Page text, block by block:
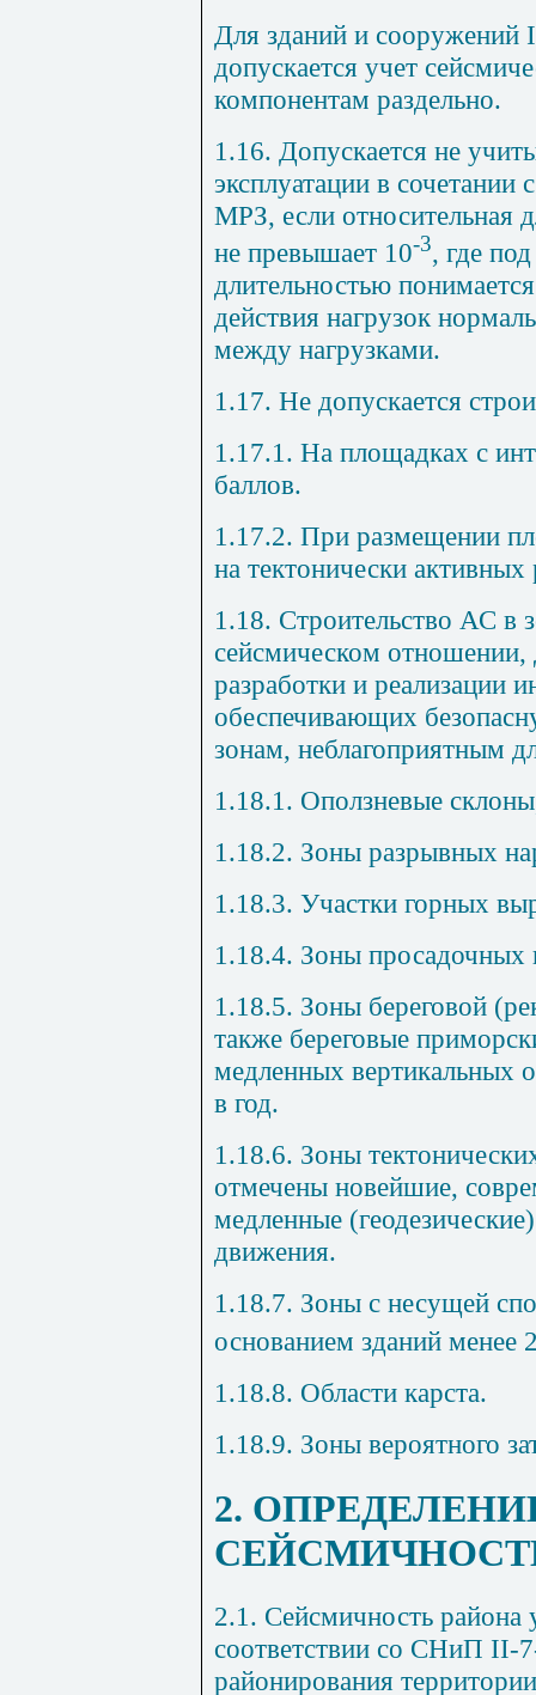
Для зданий и сооружений
допускается учет
компонентам раздельно.
1.16. Допускается не
эксплуатации в сочетании
МРЗ, если относительная
не превышает 10-3, где
длительностью
действия нагрузок
между нагрузками.
1.17. Не допускается
1.17.1. На площадках с
баллов.
1.17.2. При размещении
на тектонически активных
1.18. Строительство АС в
сейсмическом отношении,
разработки и реализации
обеспечивающих
зонам, неблагоприятным
1.18.1. Оползневые
1.18.2. Зоны разрывных
1.18.3. Участки горных
1.18.4. Зоны просадочных
1.18.5. Зоны береговой
также береговые
медленных вертикальных
в год.
1.18.6. Зоны
отмечены новейшие,
медленные
движения.
1.18.7. Зоны с несущей
основанием зданий менее
1.18.8. Области карста.
1.18.9. Зоны вероятного
2.
2.1. Сейсмичность района
соответствии со СНиП II-
районирования